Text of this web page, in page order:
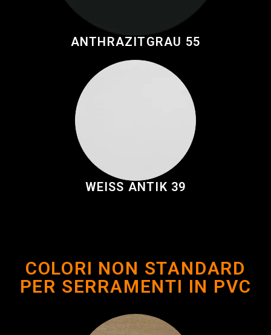
ANTHRAZITGRAU 55
WEISS ANTIK 39
COLORI NON STANDARD
PER SERRAMENTI IN PVC